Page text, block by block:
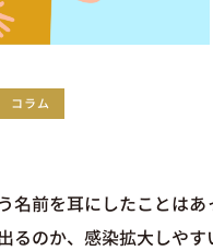
コラム
名前を耳にしたことは
るのか、感染拡大しやす